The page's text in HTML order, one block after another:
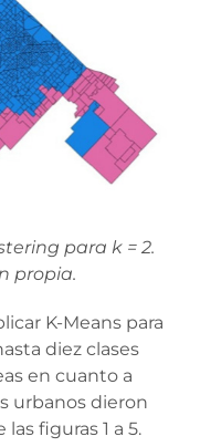
para k = 2.
propia.
K-Means para
diez clases
en cuanto a
urbanos dieron
figuras 1 a 5.